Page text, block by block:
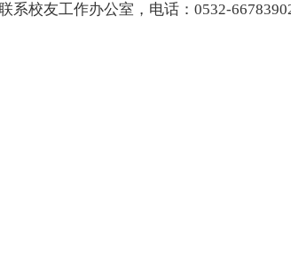
系校友工作办公室，电话： 0532-